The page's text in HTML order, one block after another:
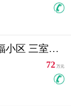
福海路超低首付 同福小区 三室住宅急售
72 万元